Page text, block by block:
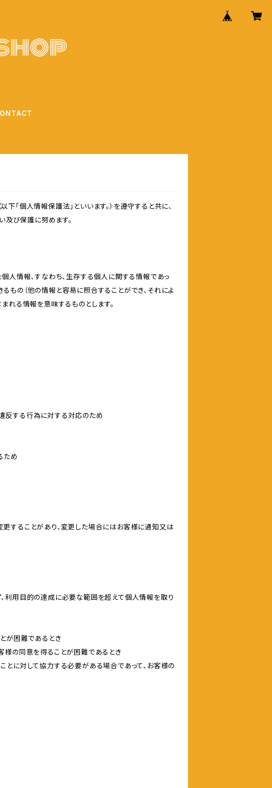
「個人情報保護法」といいます。）を遵守すると共に、
及び保護に努めます。
人情報、すなわち、生存する個人に関する情報であっ
もの（他の情報と容易に照合することができ、それによ
れる情報を意味するものとします。
違反する行為に対する対応のため
ため
することがあり、変更した場合にはお客様に通知又は
利用目的の達成に必要な範囲を超えて個人情報を取り
が困難であるとき
様の同意を得ることが困難であるとき
とに対して協力する必要がある場合であって、お客様の